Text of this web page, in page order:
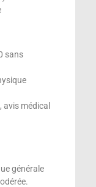
sans
avis médical
générale